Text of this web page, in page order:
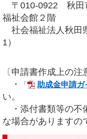
〒010-0922 秋田
福祉会館２階
社会福祉法人秋田
1）
〔申請書作成上の注
・
「 助成金申請ガ
い。
・添付書類等の不
な場合がありますの